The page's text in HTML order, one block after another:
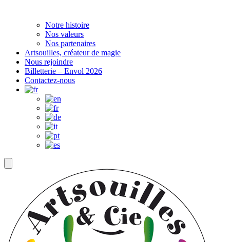
Notre histoire
Nos valeurs
Nos partenaires
Artsouilles, créateur de magie
Nous rejoindre
Billetterie – Envol 2026
Contactez-nous